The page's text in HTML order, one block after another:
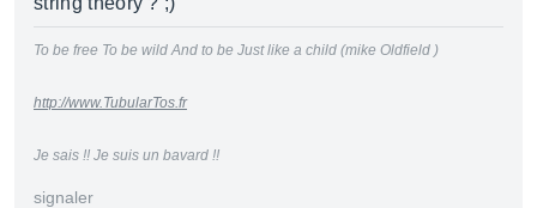
To be free To be wild And to be Just like a child (mike Oldfield )
http://www.TubularTos.fr
Je sais !! Je suis un bavard !!
signaler